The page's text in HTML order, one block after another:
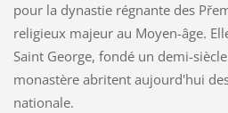
pour la dynastie régnante des
religieux majeur au Moyen-âge.
Saint George, fondé un demi-
monastère abritent aujourd'hui
nationale.